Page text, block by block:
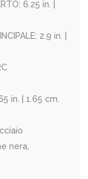
6.25 in. |
2.9 in. |
in. | 1.65 cm.
nera,